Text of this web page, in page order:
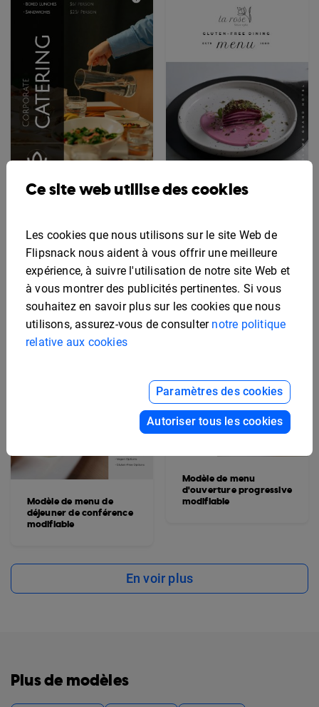
restauration
d'entreprise
Modèle de menu de
déjeuner de conférence
modifiable
Modèle de menu
d'ouverture progressive
modifiable
En voir plus
Plus de modèles
Ce site web utilise des cookies
Les cookies que nous utilisons sur le site Web de
Flipsnack nous aident à vous offrir une meilleure
expérience, à suivre l'utilisation de notre site Web et
à vous montrer des publicités pertinentes. Si vous
souhaitez en savoir plus sur les cookies que nous
utilisons, assurez-vous de consulter notre politique
relative aux cookies
Paramètres des cookies
Autoriser tous les cookies